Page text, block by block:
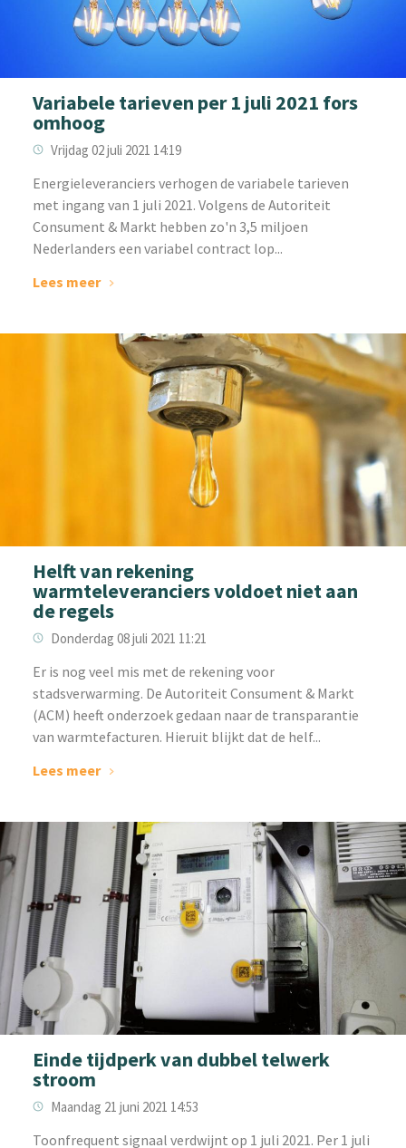
Variabele tarieven per 1 juli 2021 fors
omhoog
Vrijdag 02 juli 2021 14:19
‌Energieleveranciers verhogen de variabele tarieven
met ingang van 1 juli 2021. Volgens de Autoriteit
Consument & Markt hebben zo'n 3,5 miljoen
Nederlanders een variabel contract lop...
Lees meer
Helft van rekening
warmteleveranciers voldoet niet aan
de regels
Donderdag 08 juli 2021 11:21
Er is nog veel mis met de rekening voor
stadsverwarming. De Autoriteit Consument & Markt
(ACM) heeft onderzoek gedaan naar de transparantie
van warmtefacturen. Hieruit blijkt dat de helf...
Lees meer
Einde tijdperk van dubbel telwerk
stroom
Maandag 21 juni 2021 14:53
‌Toonfrequent signaal verdwijnt op 1 juli 2021. Per 1 juli